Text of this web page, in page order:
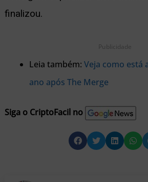
finalizou.
Publicidade
Leia também: Veja como está
ano após The Merge
Siga o CriptoFacil no